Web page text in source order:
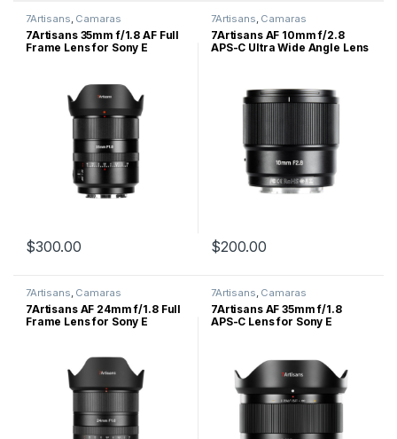
7Artisans, Camaras
7Artisans 35mm f/1.8 AF Full
Frame Lens for Sony E
$300.00
7Artisans, Camaras
7Artisans AF 10mm f/2.8
APS-C Ultra Wide Angle Lens
$200.00
7Artisans Camaras
7Artisans AF 24mm f/1.8 Full
Frame Lens for Sony E
7Artisans Camaras
7Artisans AF 35mm f/1.8
APS-C Lens for Sony E